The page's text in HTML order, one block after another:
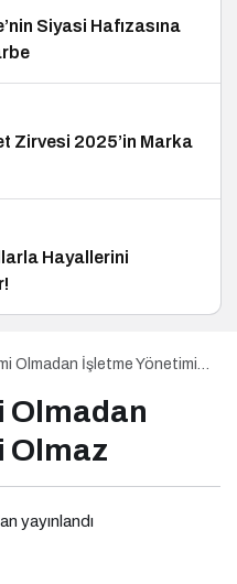
Siyasi Hafızasına
Zirvesi 2025’in Marka
Hayallerini
Olmadan İşletme Yönetimi
Olmadan
Olmaz
yayınlandı